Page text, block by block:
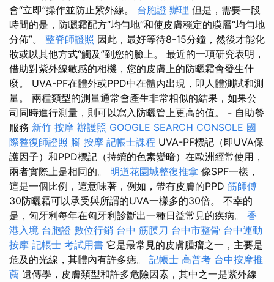
會“立即”操作並防止紫外線。 台胞證 辦理 但是，需要一段
時間的是，防曬霜配方“均勻地”和使皮膚穩定的膜層“均勻地
分佈”。 整脊師證照 因此，最好等待8-15分鐘，然後才能化
妝或以其他方式“觸及”到您的臉上。 最近的一項研究表明，
借助對紫外線敏感的相機，您的皮膚上的防曬霜會發生什
麼。 UVA-PF在體外或PPD中在體內出現，即​​人體測試和測
量。 兩種類型的測量通常會產生非常相似的結果，如果公
司同時進行測量，則可以寫入防曬管上更高的值。 - 自助餐
服務 新竹 按摩 辦護照 GOOGLE SEARCH CONSOLE 國
際整復師證照 腳 按摩 記帳士課程 UVA-PF標記（即UVA保
護因子）和PPD標記（持續的色素變暗）在歐洲經常使用，
兩者實際上是相同的。 明道花園城整復推拿 像SPF一樣，
這是一個比例，這意味著，例如，帶有皮膚的PPD 筋師傅
30防曬霜可以承受與所謂的UVA一樣多的30倍​​。 不幸的
是，匈牙利每年在匈牙利診斷出一種日益常見的疾病。 香
港入境 台胞證 數位行銷 台中 筋膜刀 台中市整骨 台中運動
按摩 記帳士 考試用書 它是最常見的皮膚腫瘤之一，主要是
危及的光線，其體內有許多痣。 記帳士 高普考 台中按摩推
薦 遺傳學，皮膚類型和許多危險因素，其中之一是紫外線